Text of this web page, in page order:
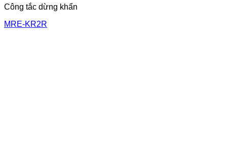
Công tắc dừng khẩn
MRE-KR2R